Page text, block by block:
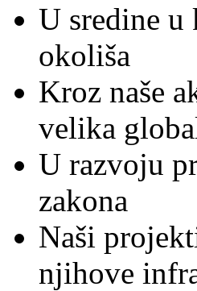
U sredine u
okoliša
Kroz naše
velika
U razvoju
zakona
Naši
njihove